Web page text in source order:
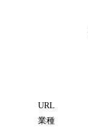
URL
業種